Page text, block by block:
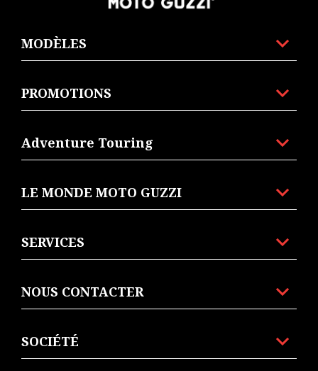
MODÈLES
PROMOTIONS
Adventure Touring
LE MONDE MOTO GUZZI
SERVICES
NOUS CONTACTER
SOCIÉTÉ